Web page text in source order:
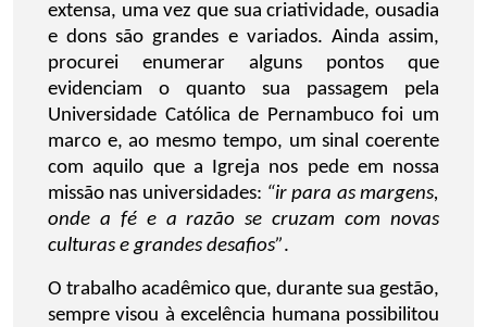
extensa, uma vez que sua criatividade, ousadia
e dons são grandes e variados. Ainda assim,
procurei enumerar alguns pontos que
evidenciam o quanto sua passagem pela
Universidade Católica de Pernambuco foi um
marco e, ao mesmo tempo, um sinal coerente
com aquilo que a Igreja nos pede em nossa
missão nas universidades: “ir para as margens,
onde a fé e a razão se cruzam com novas
culturas e grandes desafios”.
O trabalho acadêmico que, durante sua gestão,
sempre visou à excelência humana possibilitou